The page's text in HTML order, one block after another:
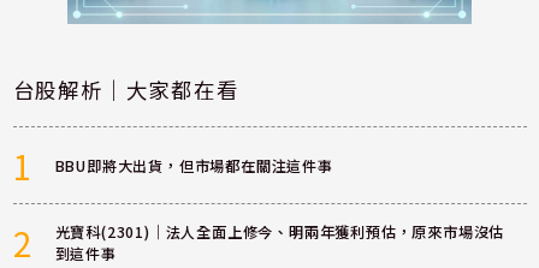
台股解析｜大家都在看
1 BBU即將大出貨，但市場都在關注這件事
2
光寶科(2301)｜法人全面上修今、明兩年獲利預估，原來市場沒估
到這件事